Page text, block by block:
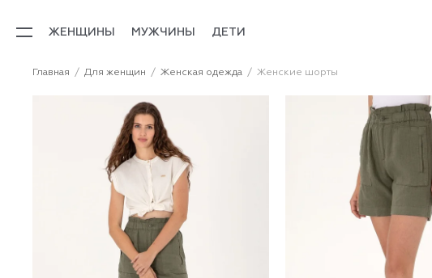
ЖЕНЩИНЫ МУЖЧИНЫ ДЕТИ
Главная Для женщин Женская одежда Женские шорты